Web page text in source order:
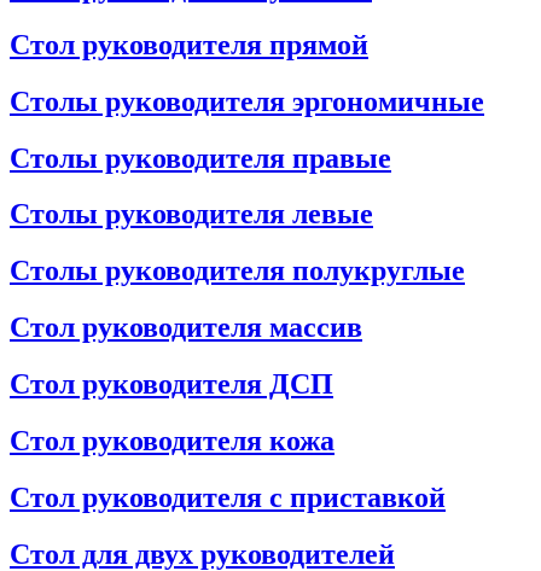
Стол руководителя прямой
Столы руководителя эргономичные
Столы руководителя правые
Столы руководителя левые
Столы руководителя полукруглые
Стол руководителя массив
Стол руководителя ДСП
Стол руководителя кожа
Стол руководителя с приставкой
Стол для двух руководителей